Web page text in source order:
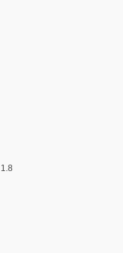
1.8